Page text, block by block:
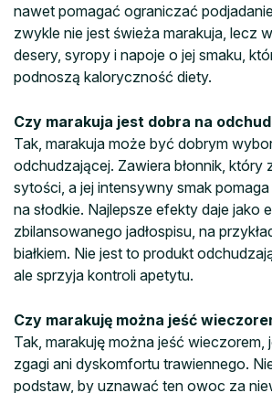
nawet pomagać ograniczać
zwykle nie jest świeża marakuja, lecz
desery, syropy i napoje o jej smaku,
podnoszą kaloryczność diety.
Czy marakuja jest dobra na
Tak, marakuja może być dobrym
odchudzającej. Zawiera błonnik, który
sytości, a jej intensywny smak
na słodkie. Najlepsze efekty daje jako
zbilansowanego jadłospisu, na
białkiem. Nie jest to produkt
ale sprzyja kontroli apetytu.
Czy marakuję można jeść
Tak, marakuję można jeść wieczorem,
zgagi ani dyskomfortu trawiennego.
podstaw, by uznawać ten owoc za